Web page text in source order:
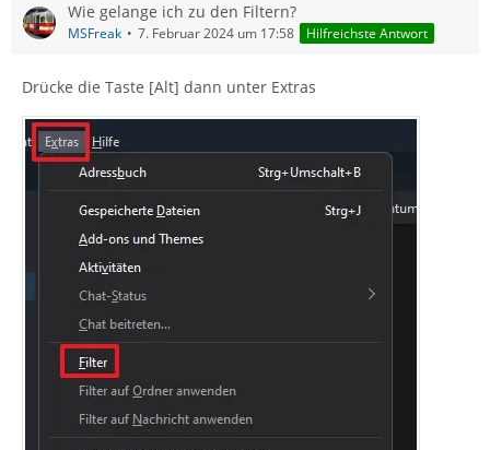
Wie gelange ich zu den Filtern?
MSFreak 7. Februar 2024 um 17:58 Hilfreichste Antwort
Drücke die Taste [Alt] dann unter Extras